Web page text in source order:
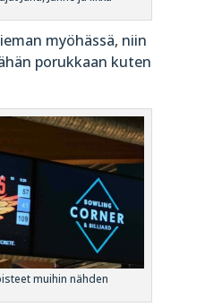
myöhässä, niin
porukkaan kuten
muihin nähden